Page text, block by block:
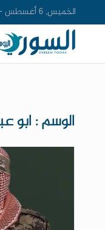
الخميس, 6 أغسطس - 2026
الوسم : ابو